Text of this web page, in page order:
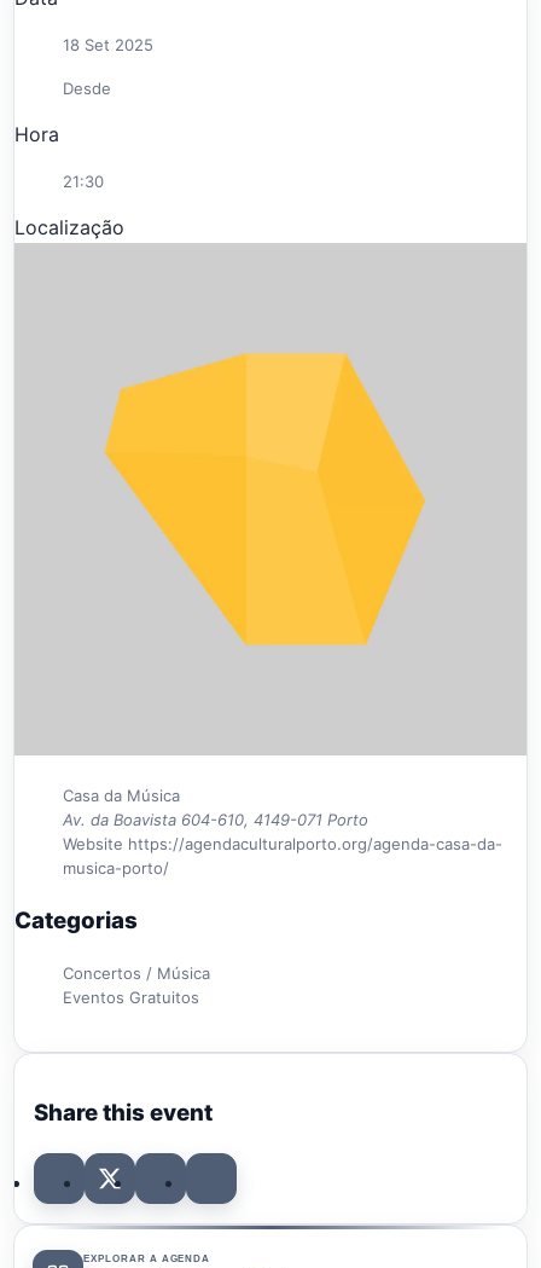
18 Set 2025
Desde
Hora
21:30
Localização
Casa da Música
Av. da Boavista 604-610, 4149-071 Porto
Website https://agendaculturalporto.org/agenda-casa-da-
musica-porto/
Categorias
Concertos / Música
Eventos Gratuitos
Share this event
EXPLORAR A AGENDA